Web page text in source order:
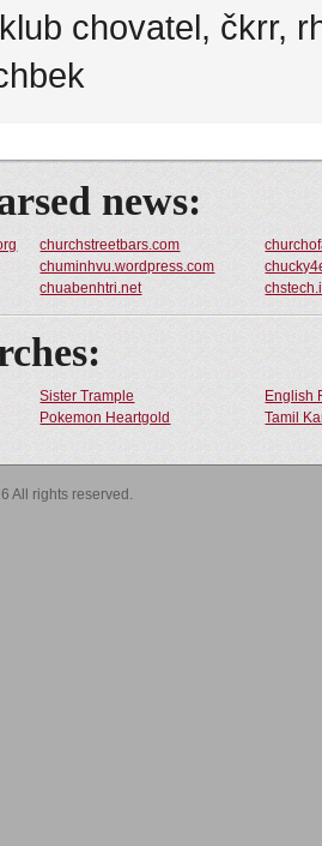
chovatel, čkrr,
news:
churchstreetbars.com
chuminhvu.wordpress.com
chuabenhtri.net
Sister Trample
English
Pokemon Heartgold Tamil
All rights reserved.